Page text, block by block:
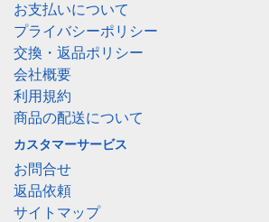
お支払いについて
プライバシーポリシー
交換・返品ポリシー
会社概要
利用規約
商品の配送について
カスタマーサービス
お問合せ
返品依頼
サイトマップ